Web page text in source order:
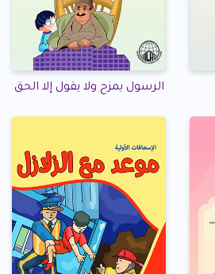
الرسول يمزح ولا يقول إلا الحق